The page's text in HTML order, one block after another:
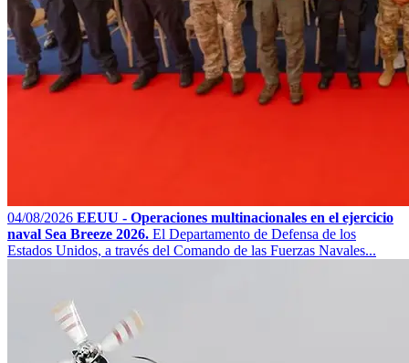
04/08/2026 EEUU - Operaciones multinacionales en el ejercicio
naval Sea Breeze 2026. El Departamento de Defensa de los
Estados Unidos, a través del Comando de las Fuerzas Navales...